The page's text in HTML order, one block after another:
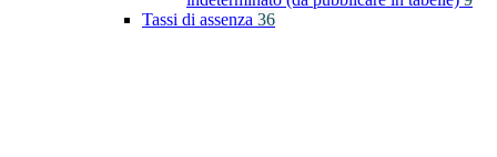
Tassi di assenza 36